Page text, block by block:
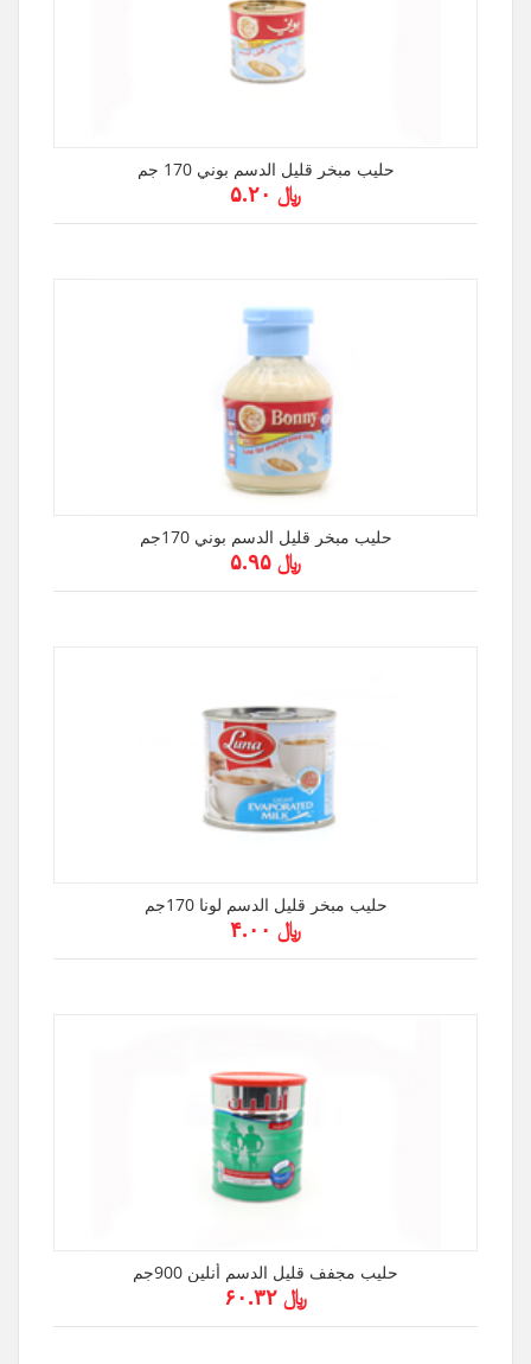
حليب مبخر قليل الدسم بوني 170 جم
﷼ ۵.۲۰
حليب مبخر قليل الدسم بوني 170جم
﷼ ۵.۹۵
حليب مبخر قليل الدسم لونا 170جم
﷼ ۴.۰۰
حليب مجفف قليل الدسم أنلين 900جم
﷼ ۶۰.۳۲